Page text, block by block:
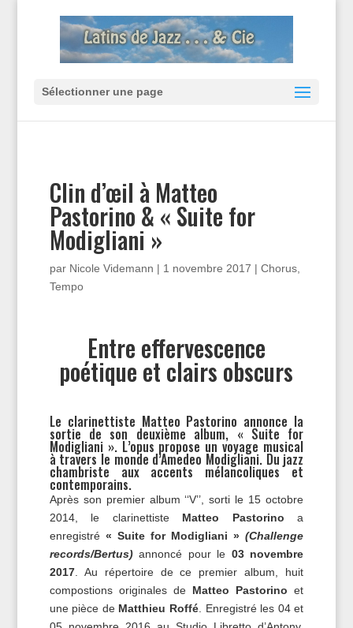
Sélectionner une page
Clin d’œil à Matteo
Pastorino & « Suite for
Modigliani »
par Nicole Videmann | 1 novembre 2017 | Chorus,
Tempo
Entre effervescence
poétique et clairs obscurs
Le clarinettiste Matteo Pastorino annonce la
sortie de son deuxième album, « Suite for
Modigliani ». L’opus propose un voyage musical
à travers le monde d’Amedeo Modigliani. Du jazz
chambriste aux accents mélancoliques et
contemporains.
Après son premier album ‘‘V’’, sorti le 15 octobre
2014, le clarinettiste Matteo Pastorino a
enregistré « Suite for Modigliani »(Challenge
records/Bertus)annoncé pour le 03 novembre
2017. Au répertoire de ce premier album, huit
compostions originales deMatteo Pastorino et
une pièce de Matthieu Roffé . Enregistré les 04 et